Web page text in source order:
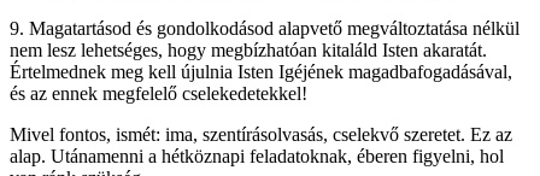
9. Magatartásod és gondolkodásod alapvető megváltoztatása nélkül
nem lesz lehetséges, hogy megbízhatóan kitaláld Isten akaratát.
Értelmednek meg kell újulnia Isten Igéjének magadbafogadásával,
és az ennek megfelelő cselekedetekkel!
Mivel fontos, ismét: ima, szentírásolvasás, cselekvő szeretet. Ez az
alap. Utánamenni a hétköznapi feladatoknak, éberen figyelni, hol